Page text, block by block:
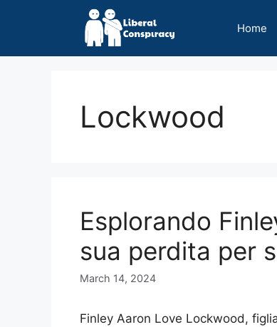
Home
Lockwood
Esplorando
sua perdita per
March 14, 2024
Finley Aaron Love Lockwood,